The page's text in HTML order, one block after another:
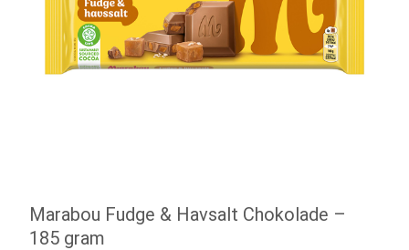
Marabou Fudge & Havsalt Chokolade –
185 gram